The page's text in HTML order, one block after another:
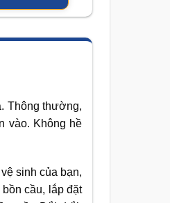
Thông thường,
vào. Không hề
sinh của bạn,
cầu, lắp đặt